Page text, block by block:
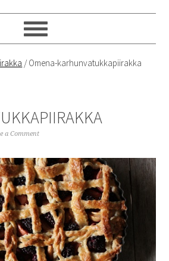
/Omena-karhunvatukkapiirakka
a Comment